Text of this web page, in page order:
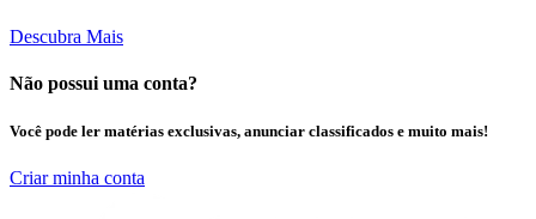
Descubra Mais
Não possui uma conta?
Você pode ler matérias exclusivas, anunciar classificados e muito mais!
Criar minha conta